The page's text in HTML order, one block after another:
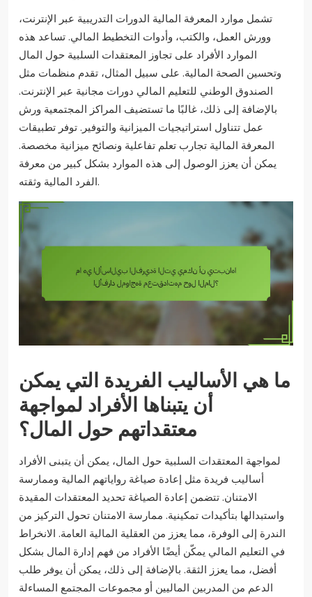
تشمل موارد المعرفة المالية الدورات التدريبية عبر الإنترنت،
وورش العمل، والكتب، وأدوات التخطيط المالي. تساعد هذه
الموارد الأفراد على تجاوز المعتقدات السلبية حول المال
وتحسين الصحة المالية. على سبيل المثال، تقدم منظمات مثل
الصندوق الوطني للتعليم المالي دورات مجانية عبر الإنترنت.
بالإضافة إلى ذلك، غالبًا ما تستضيف المراكز المجتمعية ورش
عمل تتناول استراتيجيات الميزانية والتوفير. توفر تطبيقات
المعرفة المالية تجارب تعلم تفاعلية ونصائح ميزانية مخصصة.
يمكن أن يعزز الوصول إلى هذه الموارد بشكل كبير من معرفة
الفرد المالية وثقته.
ما هي الأساليب الفريدة التي يمكن
أن يتبناها الأفراد لمواجهة
معتقداتهم حول المال؟
لمواجهة المعتقدات السلبية حول المال، يمكن أن يتبنى الأفراد
أساليب فريدة مثل إعادة صياغة رواياتهم المالية وممارسة
الامتنان. تتضمن إعادة الصياغة تحديد المعتقدات المقيدة
واستبدالها بتأكيدات تمكينية. ممارسة الامتنان تحول التركيز من
الندرة إلى الوفرة، مما يعزز من العقلية المالية العامة. الانخراط
في التعليم المالي يمكّن أيضًا الأفراد من فهم إدارة المال بشكل
أفضل، مما يعزز الثقة. بالإضافة إلى ذلك، يمكن أن يوفر طلب
الدعم من المدربين الماليين أو مجموعات المجتمع المساءلة